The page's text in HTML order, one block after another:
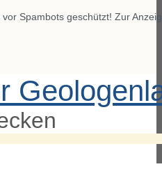
Spambots geschützt! Zur